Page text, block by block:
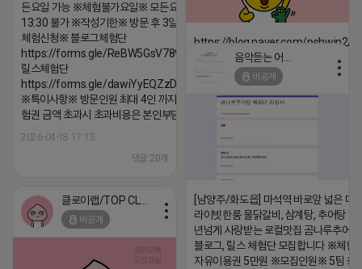
든요일 가능 ※체험불가요일※ 모든요일 12 ~
13:30 불가 ※작성기한※ 방문 후 3일 이내 ※
체험신청※ 블로그체험단
https://forms.gle/ReBW5GsV789ur2Pz6
릴스체험단
https://forms.gle/dawiYyEQZzDdqf8W8
※특이사항※ 방문인원 최대 4인 까지 가능 체
험권 금액 초과시 초과비용은 본인부담입니다.
2026-04-18 17:13
댓글:20개
https://blog.naver.com/pshwin2/
2026-04-18 17:12
비공개
[남양주/화도읍] 마석역 바로앞 넓은 매
라이빗한룸 물닭갈비, 삼계탕, 추어탕 맛
년넘게 사랑받는 로컬맛집 곰나루추어
블로그, 릴스 체험단 모집합니다 ※체험
자유이용권 5만원 ※모집인원※ 5팀 ※
비공개